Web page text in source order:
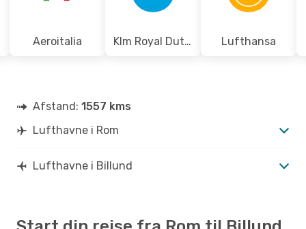
Aeroitalia Klm Royal Dutch Airlines Lufthansa
Afstand: 1557 kms
Lufthavne i Rom
Lufthavne i Billund